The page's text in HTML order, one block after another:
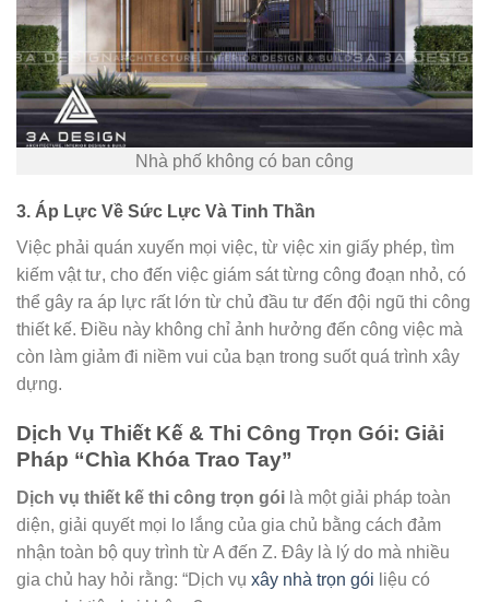
Nhà phố không có ban công
3. Áp Lực Về Sức Lực Và Tinh Thần
Việc phải quán xuyến mọi việc, từ việc xin giấy phép, tìm
kiếm vật tư, cho đến việc giám sát từng công đoạn nhỏ, có
thể gây ra áp lực rất lớn từ chủ đầu tư đến đội ngũ thi công
thiết kế. Điều này không chỉ ảnh hưởng đến công việc mà
còn làm giảm đi niềm vui của bạn trong suốt quá trình xây
dựng.
Dịch Vụ Thiết Kế & Thi Công Trọn Gói: Giải
Pháp “Chìa Khóa Trao Tay”
Dịch vụ thiết kế thi công trọn gói là một giải pháp toàn
diện, giải quyết mọi lo lắng của gia chủ bằng cách đảm
nhận toàn bộ quy trình từ A đến Z. Đây là lý do mà nhiều
gia chủ hay hỏi rằng: “Dịch vụ xây nhà trọn gói liệu có